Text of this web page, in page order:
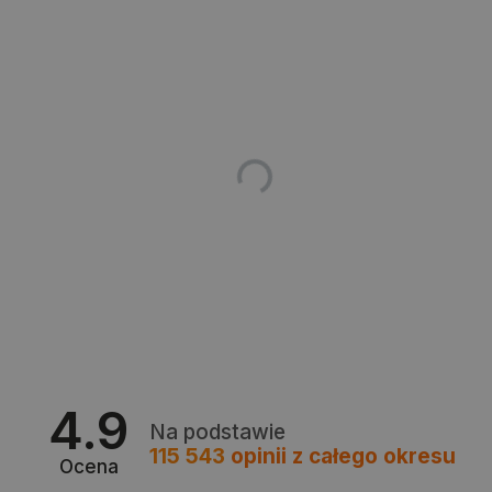
4.9
Ocena
Na podstawie
115 543 opinii z całego okresu